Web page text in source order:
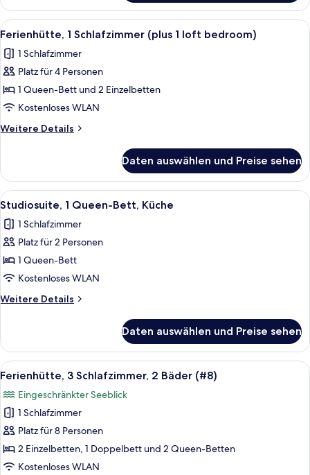
1
Queen-
Bett
Alle
Fotos
für
Ferienhütte,
1
Schlafzimmer
(plus
1
bedroom)
anzeigen
Ein gemütliches Wohnzimmer mit
10
Ferienhütte, 1 Schlafzimmer (plus 1 loft bedroom)
1 Schlafzimmer
Platz für 4 Personen
1 Queen-Bett und 2 Einzelbetten
Kostenloses WLAN
Weitere Details
Weitere
1
Schlafzimmer
(plus
loft
bedroom)
Daten auswählen und Preise sehen
Alle
Fotos
für
Studiosuite,
1
Queen-
Bett,
Küche
Ein Schlafzimmer mit Bett,
5
Studiosuite, 1 Queen-Bett, Küche
1 Schlafzimmer
Platz für 2 Personen
1 Queen-Bett
Kostenloses WLAN
Weitere Details
Weitere
1
Queen-
Bett,
Daten auswählen und Preise sehen
Alle
Fotos
für
Ferienhütte,
3 Schlafzimmer,
2
Bäder
Ein Schlafzimmer mit Bett, einem
11
Ferienhütte, 3 Schlafzimmer, 2 Bäder (#8)
Eingeschränkter Seeblick
1 Schlafzimmer
Platz für 8 Personen
2 Einzelbetten, 1 Doppelbett und 2 Queen-Betten
Kostenloses WLAN